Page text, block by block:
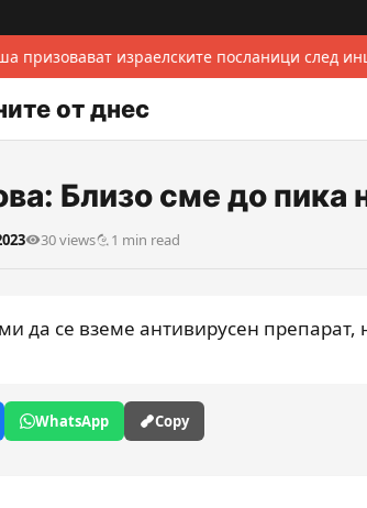
призовават израелските посланици след
от днес
Близо сме до пика
30 views 1 min read
да се вземе антивирусен препарат,
WhatsApp Copy